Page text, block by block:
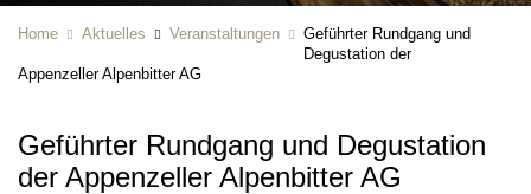
Home Aktuelles Veranstaltungen
Geführter Rundgang und
Degustation der
Appenzeller Alpenbitter AG
Geführter Rundgang und Degustation
der Appenzeller Alpenbitter AG